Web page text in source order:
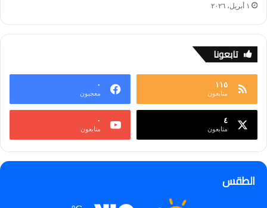
١ أبريل، ٢٠٢٦
تابعونا
١١٥
متابعون
٠
معجبون
٤
متابعون
٠
متابعون
الطقس